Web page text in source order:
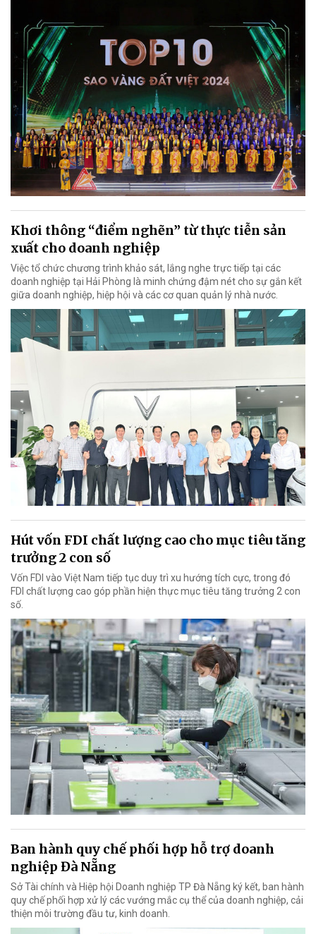
Khơi thông “điểm nghẽn” từ thực tiễn sản
xuất cho doanh nghiệp
Việc tổ chức chương trình khảo sát, lắng nghe trực tiếp tại các
doanh nghiệp tại Hải Phòng là minh chứng đậm nét cho sự gắn kết
giữa doanh nghiệp, hiệp hội và các cơ quan quản lý nhà nước.
Hút vốn FDI chất lượng cao cho mục tiêu tăng
trưởng 2 con số
Vốn FDI vào Việt Nam tiếp tục duy trì xu hướng tích cực, trong đó
FDI chất lượng cao góp phần hiện thực mục tiêu tăng trưởng 2 con
số.
Ban hành quy chế phối hợp hỗ trợ doanh
nghiệp Đà Nẵng
Sở Tài chính và Hiệp hội Doanh nghiệp TP Đà Nẵng ký kết, ban hành
quy chế phối hợp xử lý các vướng mắc cụ thể của doanh nghiệp, cải
thiện môi trường đầu tư, kinh doanh.